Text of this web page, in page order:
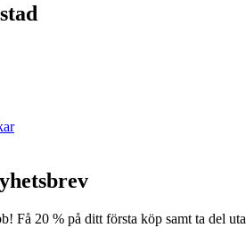
Få 20 % på ditt första köp samt ta del